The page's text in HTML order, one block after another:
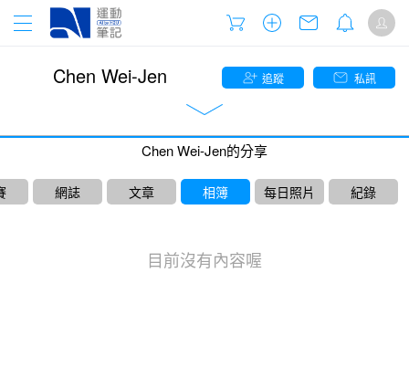
追蹤 私訊
Chen Wei-Jen
Chen Wei-Jen的分享
網誌 文章 相簿 每日照片 紀錄
目前沒有內容喔